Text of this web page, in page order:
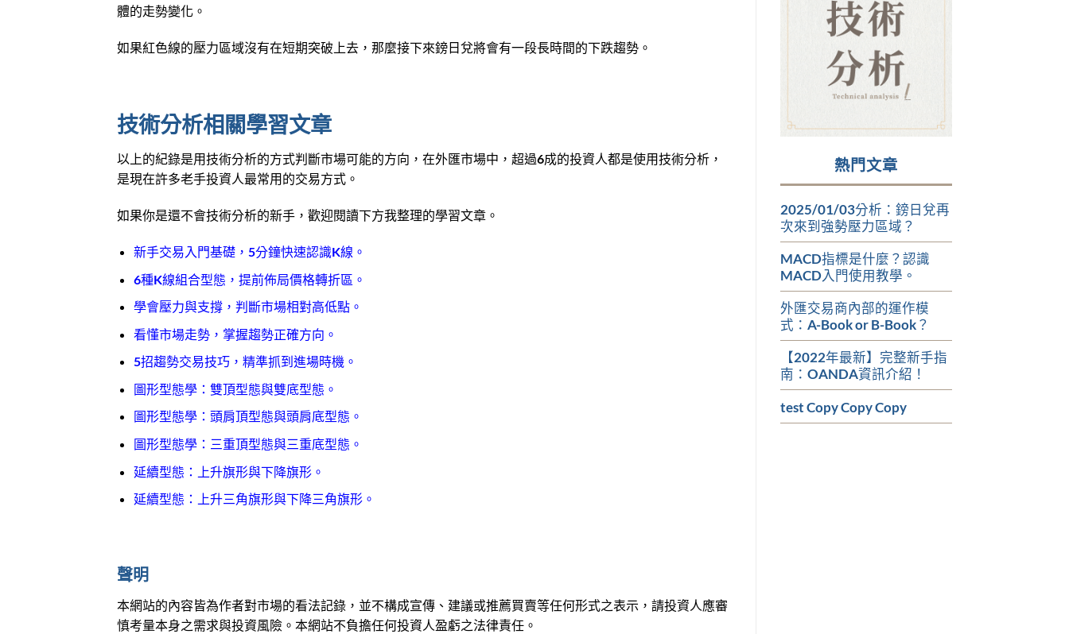
體的走勢變化。
如果紅色線的壓力區域沒有在短期突破上去，那麼接下來鎊日兌將會有一段長時間的下跌趨勢。
技術分析相關學習文章
以上的紀錄是用技術分析的方式判斷市場可能的方向，在外匯市場中，超過6成的投資人都是使用技術分析，
是現在許多老手投資人最常用的交易方式。
如果你是還不會技術分析的新手，歡迎閱讀下方我整理的學習文章。
新手交易入門基礎，5分鐘快速認識K線。
6種K線組合型態，提前佈局價格轉折區。
學會壓力與支撐，判斷市場相對高低點。
看懂市場走勢，掌握趨勢正確方向。
5招趨勢交易技巧，精準抓到進場時機。
圖形型態學：雙頂型態與雙底型態。
圖形型態學：頭肩頂型態與頭肩底型態。
圖形型態學：三重頂型態與三重底型態。
延續型態：上升旗形與下降旗形。
延續型態：上升三角旗形與下降三角旗形。
聲明
本網站的內容皆為作者對市場的看法記錄，並不構成宣傳、建議或推薦買賣等任何形式之表示，請投資人應審
慎考量本身之需求與投資風險。本網站不負擔任何投資人盈虧之法律責任。
熱門文章
2025/01/03分析：鎊日兌再
次來到強勢壓力區域？
MACD指標是什麼？認識
MACD入門使用教學。
外匯交易商內部的運作模
式：A-Book or B-Book？
【2022年最新】完整新手指
南：OANDA資訊介紹！
test Copy Copy Copy